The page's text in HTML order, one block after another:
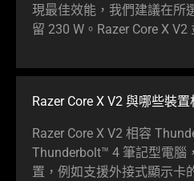
現最佳效能，我們建議在所
留 230 W。Razer Core X
Razer Core X V2 與哪些裝置
Razer Core X V2 相容
Thunderbolt™ 4 筆記型電腦
置，例如支援外接式顯示卡